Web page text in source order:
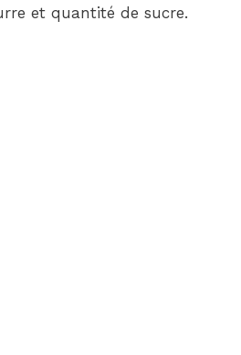
et quantité de sucre.